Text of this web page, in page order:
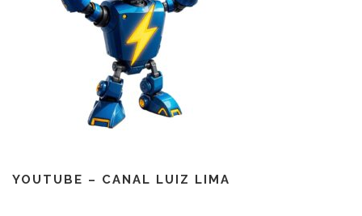
YOUTUBE – CANAL LUIZ LIMA